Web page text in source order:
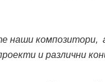
наши
и различни